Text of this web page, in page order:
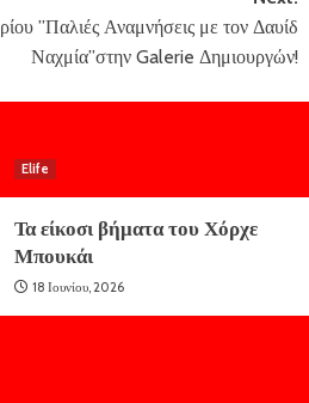
”Παλιές Αναμνήσεις με τον Δαυίδ
Ναχμία”στην Galerie Δημιουργών!
Elife
Τα είκοσι βήματα του Χόρχε
Μπουκάι
18 Ιουνίου, 2026